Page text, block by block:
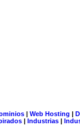
| Web Hosting |
| Industrias |